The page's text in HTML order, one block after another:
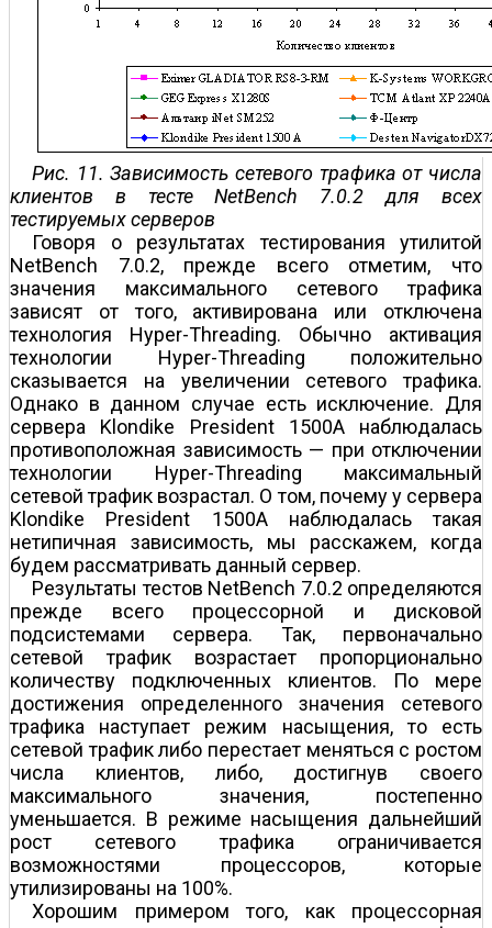
Рис. 11. Зависимость сетевого трафика от числа
клиентов в тесте NetBench 7.0.2 для всех
тестируемых серверов
Говоря о результатах тестирования утилитой
NetBench 7.0.2, прежде всего отметим, что
значения максимального сетевого трафика
зависят от того, активирована или отключена
технология Hyper-Threading. Обычно активация
технологии Hyper-Threading положительно
сказывается на увеличении сетевого трафика.
Однако в данном случае есть исключение. Для
сервера Klondike President 1500A наблюдалась
противоположная зависимость — при отключении
технологии Hyper-Threading максимальный
сетевой трафик возрастал. О том, почему у сервера
Klondike President 1500A наблюдалась такая
нетипичная зависимость, мы расскажем, когда
будем рассматривать данный сервер.
Результаты тестов NetBench 7.0.2 определяются
прежде всего процессорной и дисковой
подсистемами сервера. Так, первоначально
сетевой трафик возрастает пропорционально
количеству подключенных клиентов. По мере
достижения определенного значения сетевого
трафика наступает режим насыщения, то есть
сетевой трафик либо перестает меняться с ростом
числа клиентов, либо, достигнув своего
максимального значения, постепенно
уменьшается. В режиме насыщения дальнейший
рост сетевого трафика ограничивается
возможностями процессоров, которые
утилизированы на 100%.
Хорошим примером того, как процессорная